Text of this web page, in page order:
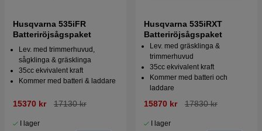
Husqvarna 535iFR
Batteriröjsågspaket
Lev. med trimmerhuvud,
sågklinga & gräsklinga
35cc ekvivalent kraft
Kommer med batteri & laddare
15370 kr 17130 kr
I lager
Husqvarna 535iRXT
Batteriröjsågspaket
Lev. med gräsklinga &
trimmerhuvud
35cc ekvivalent kraft
Kommer med batteri och
laddare
15870 kr 17830 kr
I lager